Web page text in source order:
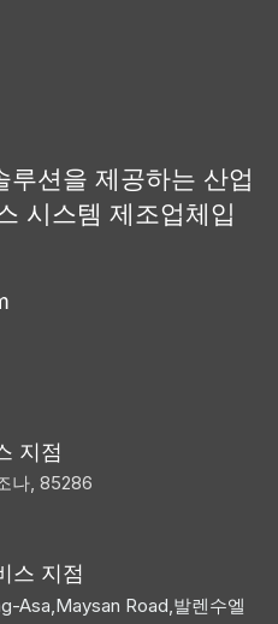
션을 제공하는 산업
시스템 제조업체입
지점
나, 85286
스 지점
Asa,Maysan Road,발렌수엘